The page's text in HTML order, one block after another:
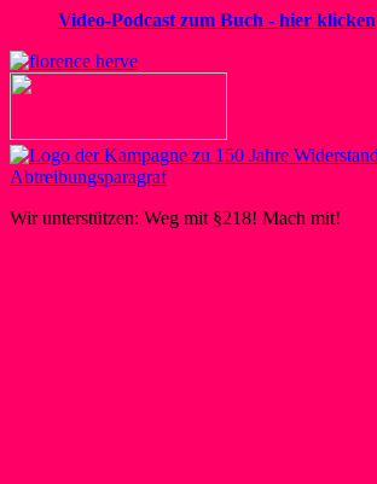
Video-Podcast zum Buch - hier klicken
Wir unterstützen: Weg mit §218! Mach mit!